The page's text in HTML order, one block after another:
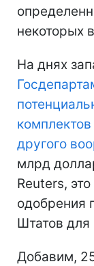
некоторых
На днях
другого
млрд
Reuters,
одобрения
Штатов
Добавим,